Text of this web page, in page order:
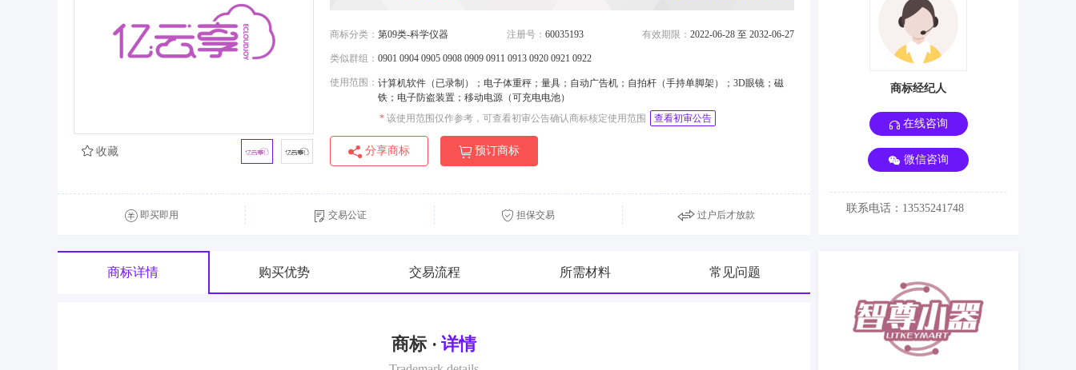
商标分类： 第09类-科学仪器 注册号： 60035193 有效期限： 2022-06-28 至 2032-06-27
类似群组： 0901 0904 0905 0908 0909 0911 0913 0920 0921 0922
使用范围： 计算机软件（已录制）；电子体重秤；量具；自动广告机；自拍杆（手持单脚架）；3D眼镜；磁
铁；电子防盗装置；移动电源（可充电电池）
* 该使用范围仅作参考，可查看初审公告确认商标核定使用范围 查看初审公告
分享商标 预订商标
收藏
即买即用 交易公证 担保交易 过户后才放款
商标详情 购买优势 交易流程 所需材料 常见问题
商标 · 详情
商标经纪人
在线咨询
微信咨询
联系电话：13535241748